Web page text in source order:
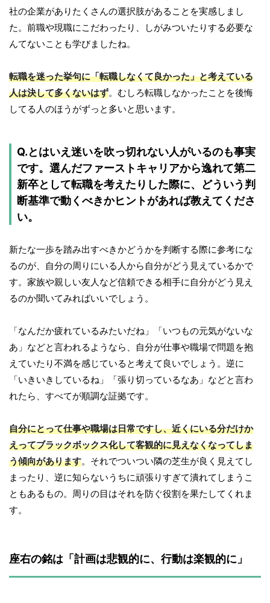
社の企業がありたくさんの選択肢があることを実感しまし
た。前職や現職にこだわったり、しがみついたりする必要な
んてないことも学びましたね。
転職を迷った挙句に「転職しなくて良かった」と考えている
人は決して多くないはず。むしろ転職しなかったことを後悔
してる人のほうがずっと多いと思います。
Q.とはいえ迷いを吹っ切れない人がいるのも事実
です。選んだファーストキャリアから逸れて第二
新卒として転職を考えたりした際に、どういう判
断基準で動くべきかヒントがあれば教えてくださ
い。
新たな一歩を踏み出すべきかどうかを判断する際に参考にな
るのが、自分の周りにいる人から自分がどう見えているかで
す。家族や親しい友人など信頼できる相手に自分がどう見え
るのか聞いてみればいいでしょう。
「なんだか疲れているみたいだね」「いつもの元気がないな
あ」などと言われるようなら、自分が仕事や職場で問題を抱
えていたり不満を感じていると考えて良いでしょう。逆に
「いきいきしているね」「張り切っているなあ」などと言わ
れたら、すべてが順調な証拠です。
自分にとって仕事や職場は日常ですし、近くにいる分だけか
えってブラックボックス化して客観的に見えなくなってしま
う傾向があります。それでついつい隣の芝生が良く見えてし
まったり、逆に知らないうちに頑張りすぎて潰れてしまうこ
ともあるもの。周りの目はそれを防ぐ役割を果たしてくれま
す。
座右の銘は「計画は悲観的に、行動は楽観的に」